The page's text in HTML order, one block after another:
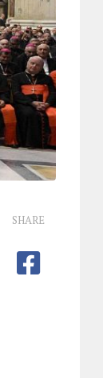
SHARE